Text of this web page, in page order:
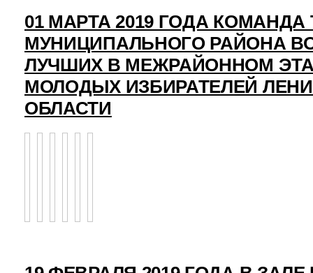
01 МАРТА 2019 ГОДА
МУНИЦИПАЛЬНОГО РАЙОНА
ЛУЧШИХ В МЕЖРАЙОННОМ
МОЛОДЫХ ИЗБИРАТЕЛЕЙ
ОБЛАСТИ